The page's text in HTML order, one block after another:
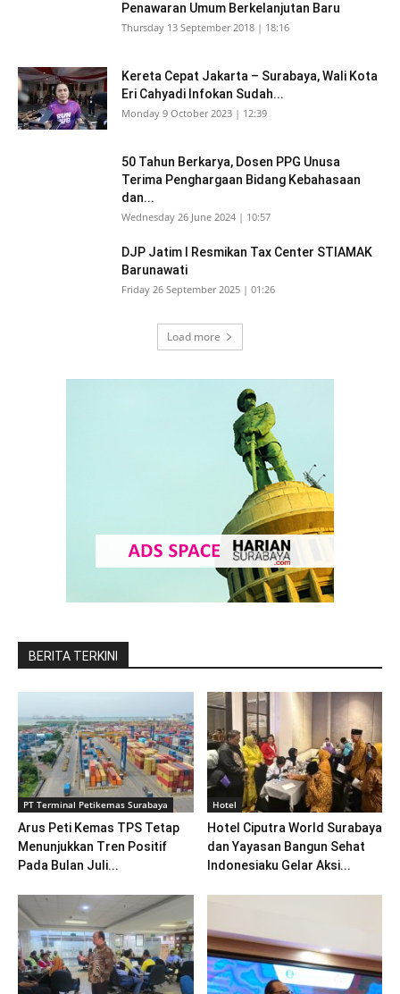
Penawaran Umum Berkelanjutan Baru
Thursday 13 September 2018 | 18:16
Kereta Cepat Jakarta – Surabaya, Wali Kota
Eri Cahyadi Infokan Sudah...
Monday 9 October 2023 | 12:39
50 Tahun Berkarya, Dosen PPG Unusa
Terima Penghargaan Bidang Kebahasaan
dan...
Wednesday 26 June 2024 | 10:57
DJP Jatim I Resmikan Tax Center STIAMAK
Barunawati
Friday 26 September 2025 | 01:26
Load more
BERITA TERKINI
PT Terminal Petikemas Surabaya
Arus Peti Kemas TPS Tetap
Menunjukkan Tren Positif
Pada Bulan Juli...
Hotel
Hotel Ciputra World Surabaya
dan Yayasan Bangun Sehat
Indonesiaku Gelar Aksi...